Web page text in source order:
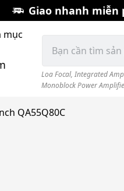
Giao nhanh miễn
mục
kiếm:
Loa Focal, Integrated
Monoblock Power
QA55Q80C